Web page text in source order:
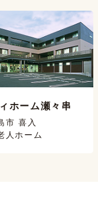
ホーム瀬々串
市 喜入
人ホーム